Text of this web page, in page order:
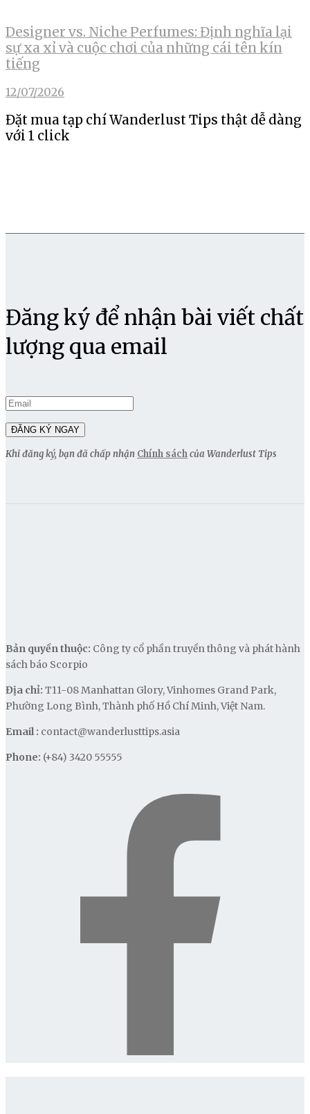
Designer vs. Niche Perfumes: Định nghĩa lại
sự xa xỉ và cuộc chơi của những cái tên kín
tiếng
12/07/2026
Đặt mua tạp chí Wanderlust Tips thật dễ dàng
với 1 click
Đăng ký để nhận bài viết chất
lượng qua email
Khi đăng ký, bạn đã chấp nhận Chính sáchcủa Wanderlust Tips
Bản quyền thuộc: Công ty cổ phần truyền thông và phát hành
sách báo Scorpio
Địa chỉ: T11-08 Manhattan Glory, Vinhomes Grand Park,
Phường Long Bình, Thành phố Hồ Chí Minh, Việt Nam.
Email : contact@wanderlusttips.asia
Phone: (+84) 3420 55555